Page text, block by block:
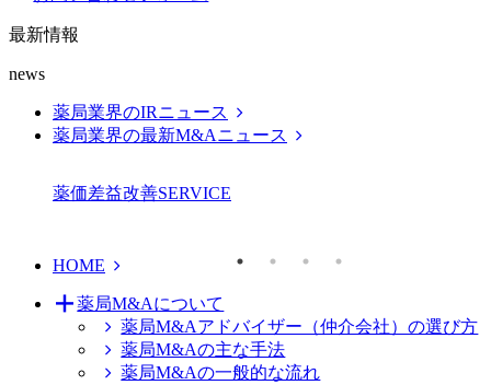
最新情報
news
薬局業界のIRニュース
薬局業界の最新M&Aニュース
薬価差益改善SERVICE
HOME
薬局M&Aについて
薬局M&Aアドバイザー（仲介会社）の選び方
薬局M&Aの主な手法
薬局M&Aの一般的な流れ